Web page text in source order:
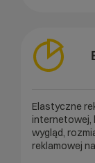
Elastyczne
wygląd,
reklamowej